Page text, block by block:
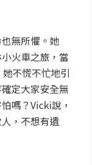
無所懼。她
火車之旅，當
不慌不忙地引
定大家安全無
嗎？Vicki說，
，不想有遺